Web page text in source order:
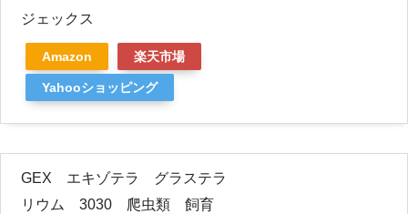
ジェックス
Amazon 楽天市場
Yahooショッピング
GEX エキゾテラ グラステラ
リウム 3030 爬虫類 飼育